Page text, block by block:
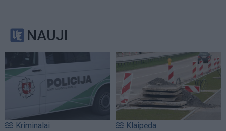
NAUJI
Kriminalai Klaipėda